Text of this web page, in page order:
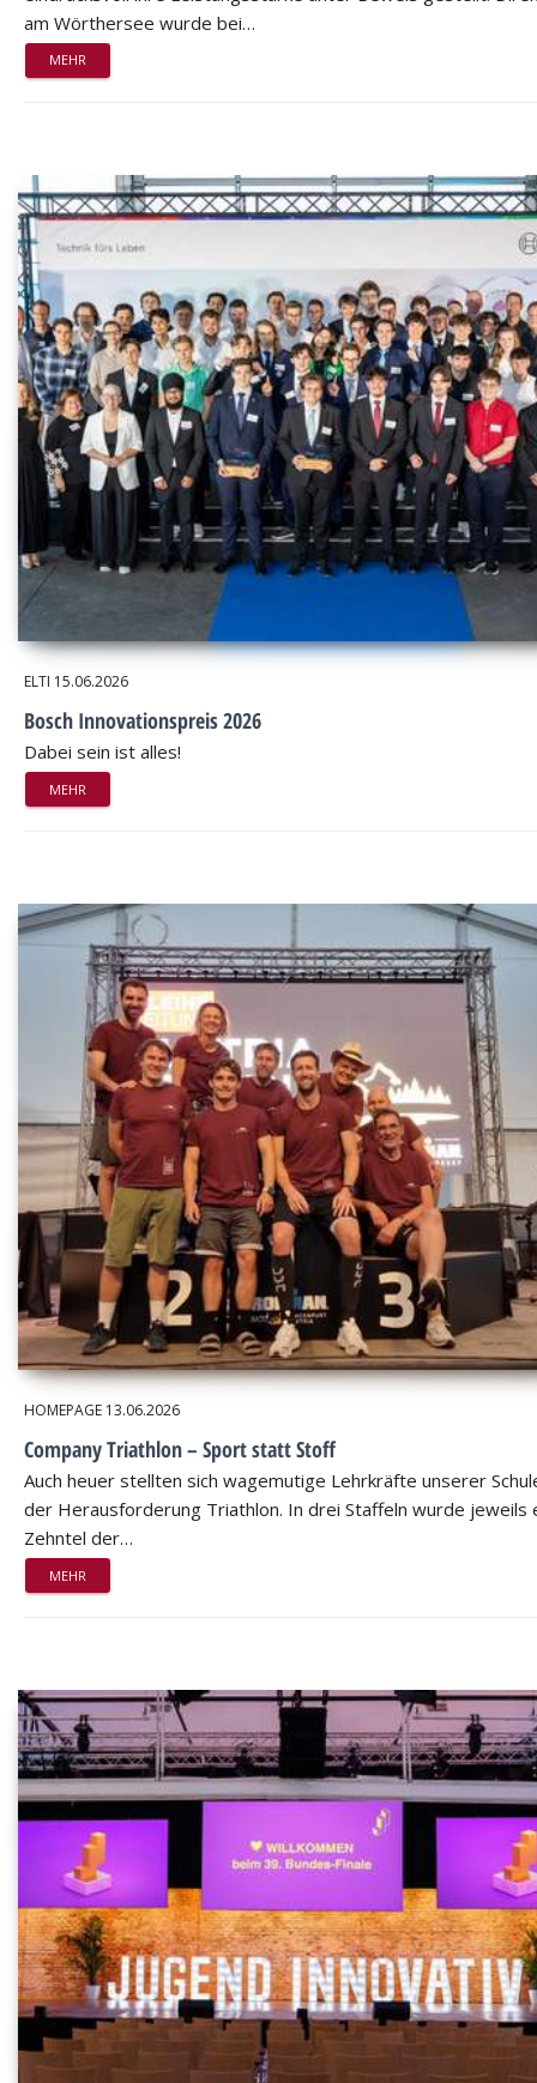
am Wörthersee wurde bei…
MEHR
ELTI 15.06.2026
Bosch Innovationspreis 2026
Dabei sein ist alles!
MEHR
HOMEPAGE 13.06.2026
Company Triathlon – Sport statt Stoff
Auch heuer stellten sich wagemutige Lehrkräfte unserer
der Herausforderung Triathlon. In drei Staffeln wurde jeweils
Zehntel der…
MEHR